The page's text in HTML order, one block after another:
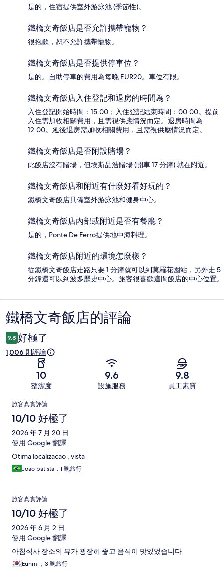
是的，住宿提供室外游泳池 (季節性)。
鐵橋文奇飯店是否允許攜帶寵物？
很抱歉，恕不允許攜帶寵物。
鐵橋文奇飯店是否提供停車位？
是的。自助停車的費用為每晚 EUR20。車位有限。
鐵橋文奇飯店入住登記和退房的時間為？
入住登記開始時間：15:00；入住登記結束時間：00:00。提前
入住需加收相關費用，且需視供應情況而定。退房時間為
12:00。延後退房需加收相關費用，且需視供應情況而定。
鐵橋文奇飯店是否附設賭場？
此飯店沒有賭場，但埃斯品浩賭場 (開車 17 分鐘) 就在附近。
鐵橋文奇飯店和附近有什麼好看好玩的？
鐵橋文奇飯店具備室外游泳池和健身中心。
鐵橋文奇飯店內部或附近是否有餐廳？
是的，Ponte De Ferro提供地中海料理。
鐵橋文奇飯店附近的環境怎麼樣？
從鐵橋文奇飯店走路只要 1 分鐘就可以到莫羅花園站，另外走 5
分鐘還可以到波多歷史中心。旅客很喜歡這間飯店的中心位置。
評
論
鐵橋文奇飯店的評論
9.8 好極了
1,006 則評論
10
整潔度
9.6
設施服務
9.8
員工素質
評
論
旅客真實評論
10/10 好極了
2026 年 7 月 20 日
使用 Google 翻譯
Otima localizacao , vista
Joao batista，1 晚旅行
旅客真實評論
10/10 好極了
2026 年 6 月 2 日
使用 Google 翻譯
아침식사 장소의 뷰가 굉장히 좋고 음식이 맛있었습니다
Eunmi，3 晚旅行